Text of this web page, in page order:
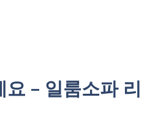
– 일룸소파 리